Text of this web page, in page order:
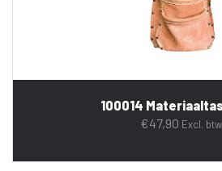
100014
€47,90 Excl. btw.